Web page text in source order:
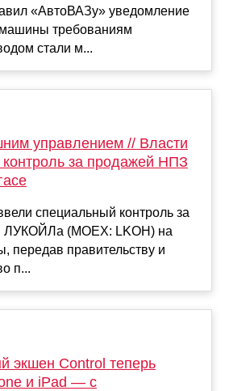
«АвтоВАЗу» уведомление
машины требованиям
стали м...
управлением // Власти
за продажей НПЗ
специальный контроль за
ЛУКОЙЛа (MOEX: LKOH) на
передав правительству и
п...
экшен Control теперь
и iPad — с